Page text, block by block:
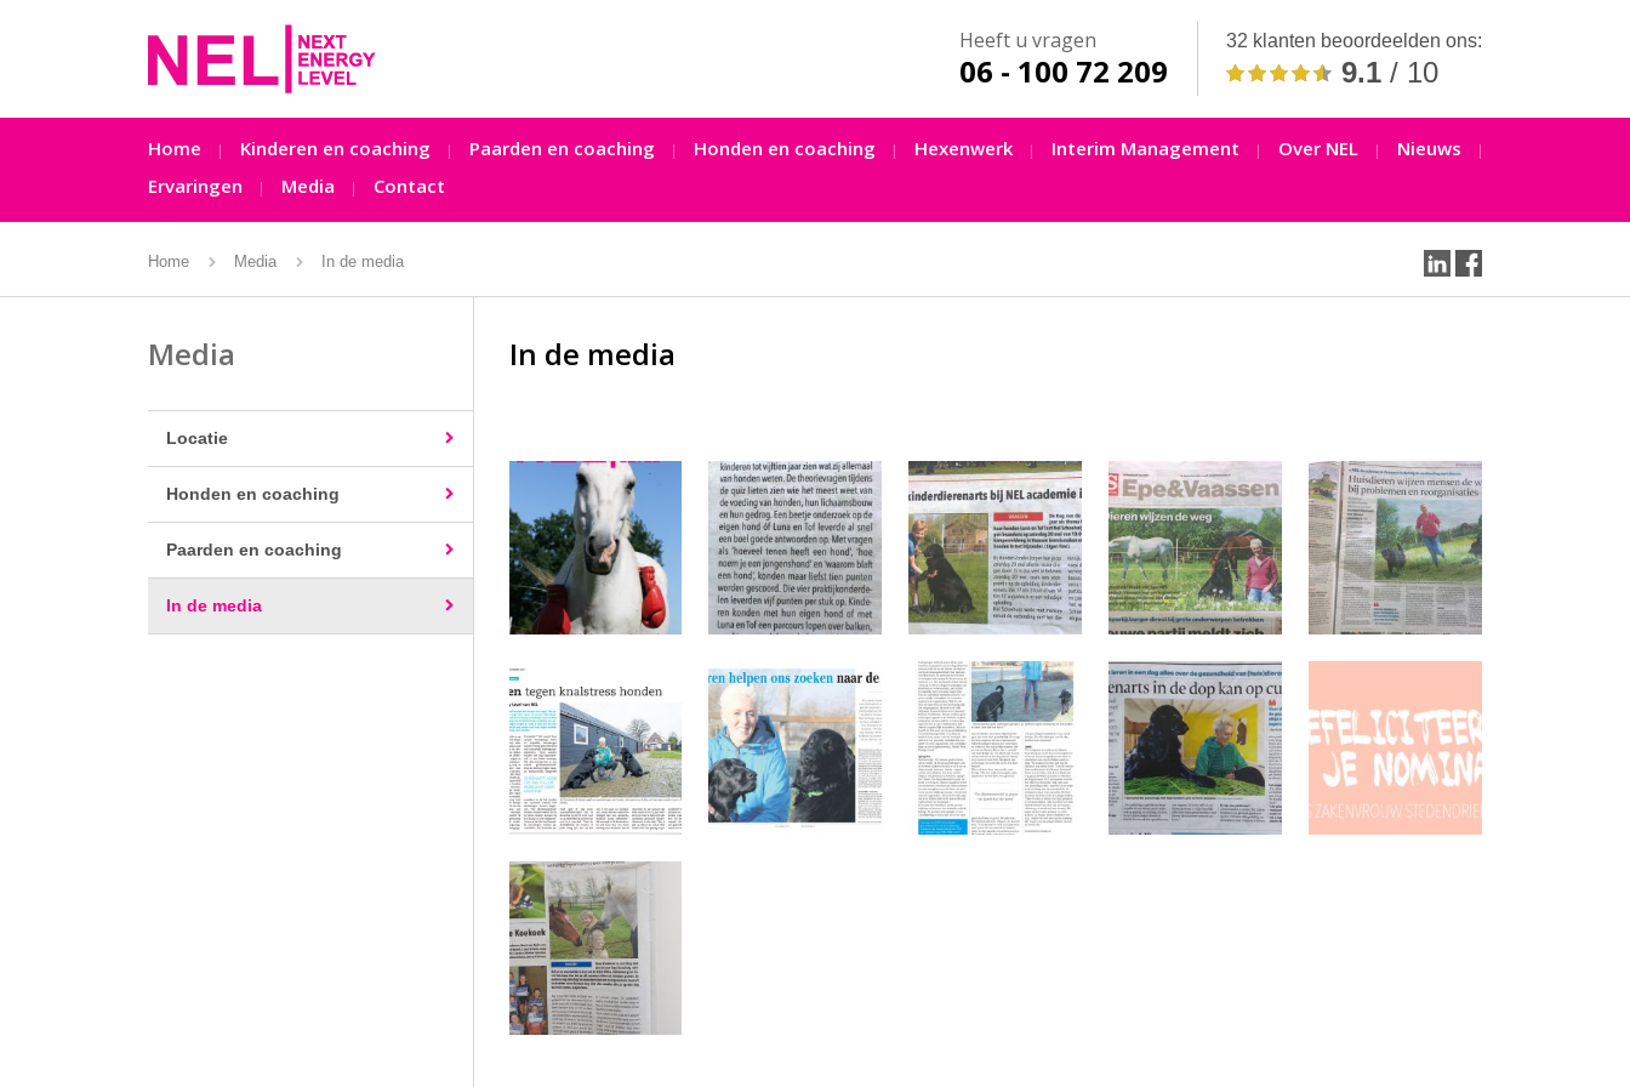
Heeft u vragen
06 - 100 72 209
32 klanten beoordeelden ons:
9.1 / 10
Home Kinderen en coaching Paarden en coaching Honden en coaching Hexenwerk Interim Management Over NEL
Nieuws
Ervaringen
Media Contact
Home Media In de media
Media
Locatie
Honden en coaching
Paarden en coaching
In de media
In de media